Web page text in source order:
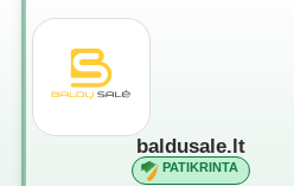
baldusale.lt
PATIKRINTA